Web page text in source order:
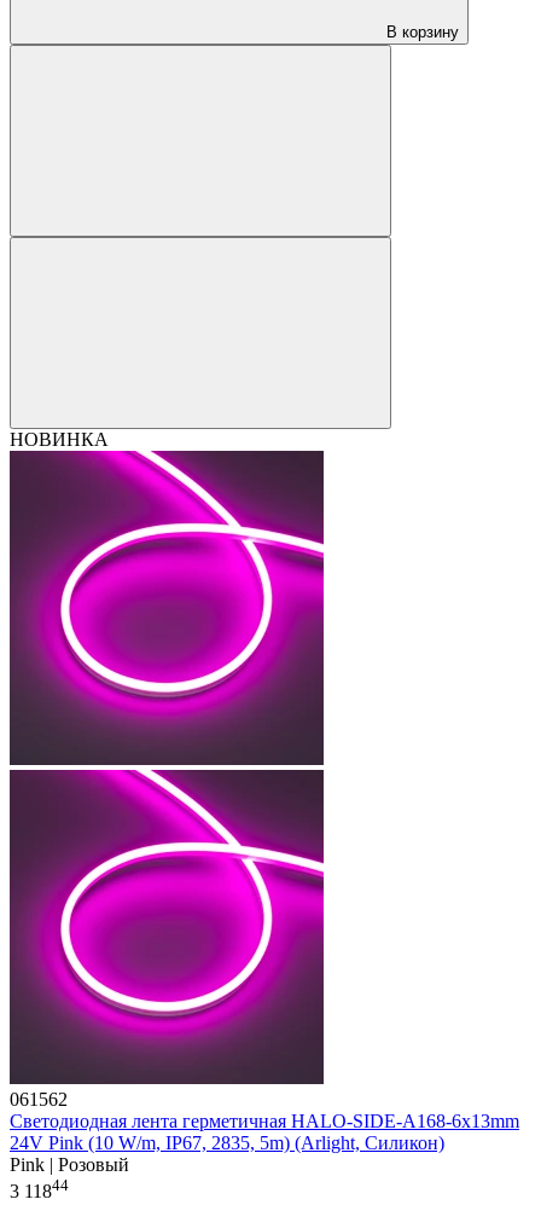
В корзину
НОВИНКА
061562
Светодиодная лента герметичная HALO-SIDE-A168-6x13mm
24V Pink (10 W/m, IP67, 2835, 5m) (Arlight, Силикон)
Pink | Розовый
3 11844